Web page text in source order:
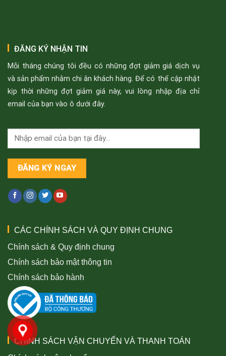
ĐĂNG KÝ NHẬN TIN
Mỗi tháng chúng tôi đều có những đợt giảm giá dịch vụ
và sản phẩm nhằm chi ân khách hàng. Để có thể cập nhật
kịp thời những đợt giảm giá này, vui lòng nhập địa chỉ
email của bạn vào ô dưới đây.
CÁC CHÍNH SÁCH VÀ QUY ĐỊNH CHUNG
Chính sách & Quy định chung
Chính sách bảo mật thông tin
Chính sách bảo hành
CHÍNH SÁCH VẬN CHUYỂN VÀ THANH TOÁN